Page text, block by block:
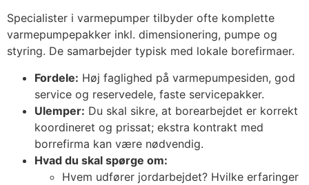
Specialister i varmepumper tilbyder ofte komplette
varmepumpepakker inkl. dimensionering, pumpe og
styring. De samarbejder typisk med lokale borefirmaer.
Fordele: Høj faglighed på varmepumpesiden, god
service og reservedele, faste servicepakker.
Ulemper: Du skal sikre, at borearbejdet er korrekt
koordineret og prissat; ekstra kontrakt med
borrefirma kan være nødvendig.
Hvad du skal spørge om:
Hvem udfører jordarbejdet? Hvilke erfaringer